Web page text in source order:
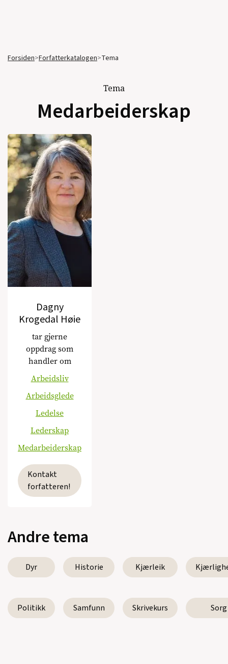
Forsiden>Forfatterkatalogen>Tema
Tema
Medarbeiderskap
Dagny
Krogedal Høie
tar gjerne
oppdrag som
handler om
Arbeidsliv
Arbeidsglede
Ledelse
Lederskap
Medarbeiderskap
Kontakt
forfatteren!
Andre tema
Dyr Historie Kjærleik
Politikk Samfunn Skrivekurs Sorg